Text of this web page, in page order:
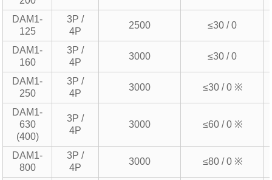
DAM1-
125
3P /
4P
2500 ≤30 / 0
DAM1-
160
3P /
4P
3000 ≤30 / 0
DAM1-
250
3P /
4P
3000 ≤30 / 0 ※
DAM1-
630
(400)
3P /
4P
3000 ≤60 / 0 ※
DAM1-
800
3P /
4P
3000 ≤80 / 0 ※